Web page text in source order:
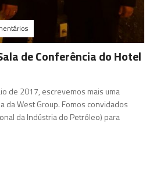
de Conferência do Hotel
de 2017, escrevemos mais uma
da West Group. Fomos convidados
da Indústria do Petróleo) para